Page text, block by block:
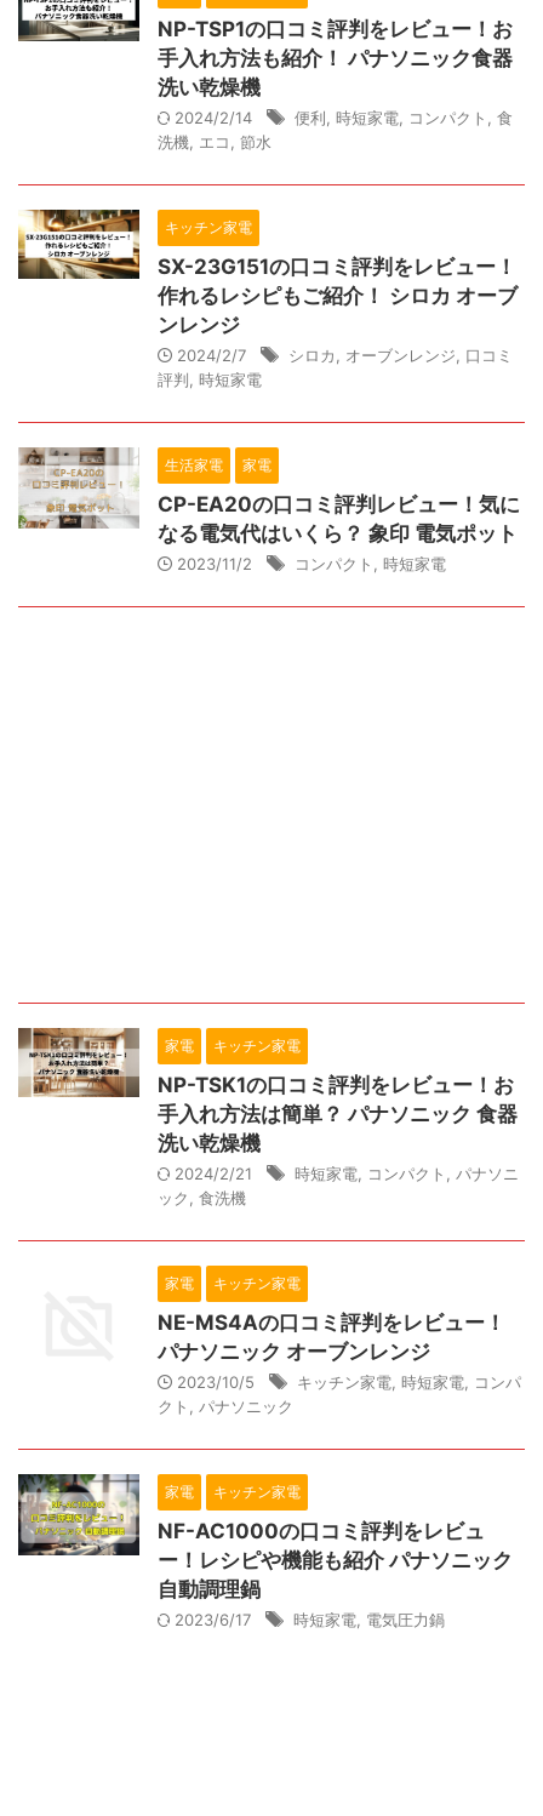
NP-TSP1の口コミ評判をレビュー！お
手入れ方法も紹介！ パナソニック食器
洗い乾燥機
2024/2/14 便利 時短家電 コンパクト
食
洗機
エコ 節水
キッチン家電
SX-23G151の口コミ評判をレビュー！
作れるレシピもご紹介！ シロカ オーブ
ンレンジ
2024/2/7 シロカ オーブンレンジ
口コミ
評判 時短家電
生活家電 家電
CP-EA20の口コミ評判レビュー！気に
なる電気代はいくら？ 象印 電気ポット
2023/11/2 コンパクト 時短家電
家電 キッチン家電
NP-TSK1の口コミ評判をレビュー！お
手入れ方法は簡単？ パナソニック 食器
洗い乾燥機
2024/2/21 時短家電 コンパクト
パナソニ
ック
食洗機
家電 キッチン家電
NE-MS4Aの口コミ評判をレビュー！
パナソニック オーブンレンジ
2023/10/5 キッチン家電 時短家電
コンパ
クト
パナソニック
家電 キッチン家電
NF-AC1000の口コミ評判をレビュ
ー！レシピや機能も紹介 パナソニック
自動調理鍋
2023/6/17 時短家電 電気圧力鍋